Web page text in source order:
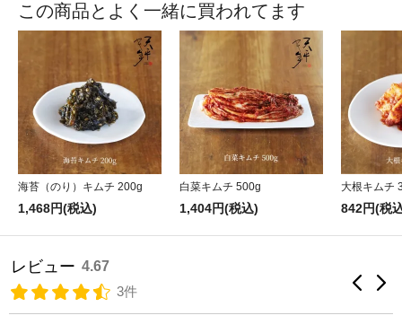
この商品とよく一緒に買われてます
海苔（のり）キムチ 200g
1,468円(税込)
白菜キムチ 500g
1,404円(税込)
大根キムチ
842円(税
レビュー 4.67
3件